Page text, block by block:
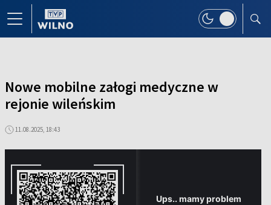
Nowe mobilne załogi medyczne w
rejonie wileńskim
11.08.2025, 18:43